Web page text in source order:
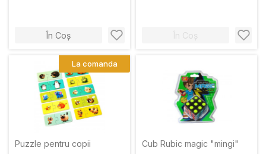
În Coș În Coș
Puzzle pentru copii
-19%
La comanda
Cub Rubic magic "mingi"